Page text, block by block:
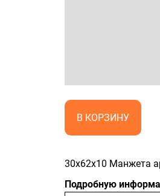
В КОРЗИНУ
30x62x10 Манжета
Подробную